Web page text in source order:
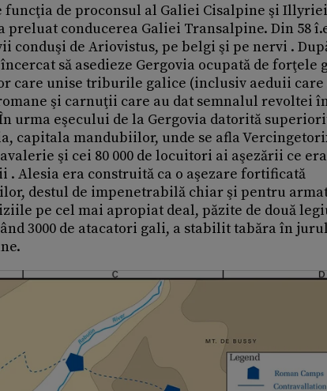
funcţia de proconsul al Galiei Cisalpine şi
preluat conducerea Galiei Transalpine. Din 58
conduşi de Ariovistus, pe belgi şi pe nervi .
să asedieze Gergovia ocupată de forţele
care unise triburile galice (inclusiv aeduii care
şi carnuţii care au dat semnalul revoltei
urma eşecului de la Gergovia datorită
capitala mandubiilor, unde se afla
şi cei 80 000 de locuitori ai aşezării ce
Alesia era construită ca o aşezare fortificată
destul de impenetrabilă chiar şi pentru
pe cel mai apropiat deal, păzite de două
3000 de atacatori gali, a stabilit tabăra în jurul